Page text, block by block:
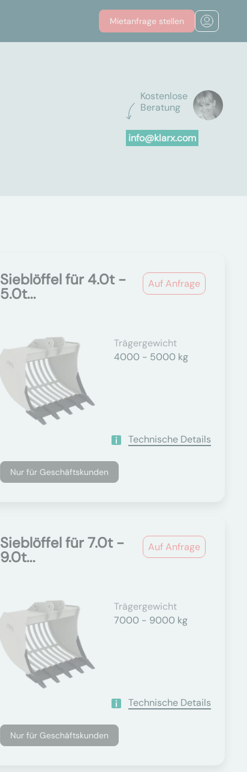
Mietanfrage stellen
Kostenlose
Beratung
info@klarx.com
Auf Anfrage
Sieblöffel für 4.0t -
5.0t...
Trägergewicht
4000 - 5000 kg
Technische Details
Nur für Geschäftskunden
Auf Anfrage
Sieblöffel für 7.0t -
9.0t...
Trägergewicht
7000 - 9000 kg
Technische Details
Nur für Geschäftskunden